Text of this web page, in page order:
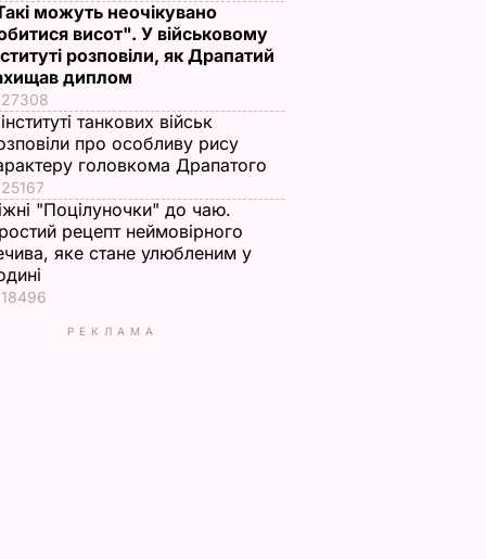
можуть неочікувано
висот". У військовому
розповіли, як Драпатий
диплом
27308
танкових військ
про особливу рису
головкома Драпатого
25167
"Поцілуночки" до чаю.
рецепт неймовірного
яке стане улюбленим у
18496
РЕКЛАМА